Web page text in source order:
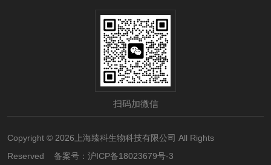
扫码加微信
Copyright © 2026上海臻科生物科技有限公司 All Rights
Reserved 备案号： 沪ICP备18023679号-3